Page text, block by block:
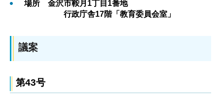
場所 金沢市鞍月1丁目1番地
行政庁舎17階「教育委員会室」
議案
第43号